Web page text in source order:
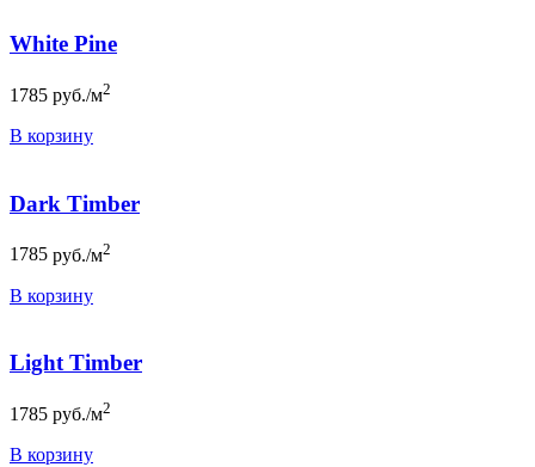
White Pine
1785 руб./м2
В корзину
Dark Timber
1785 руб./м2
В корзину
Light Timber
1785 руб./м2
В корзину